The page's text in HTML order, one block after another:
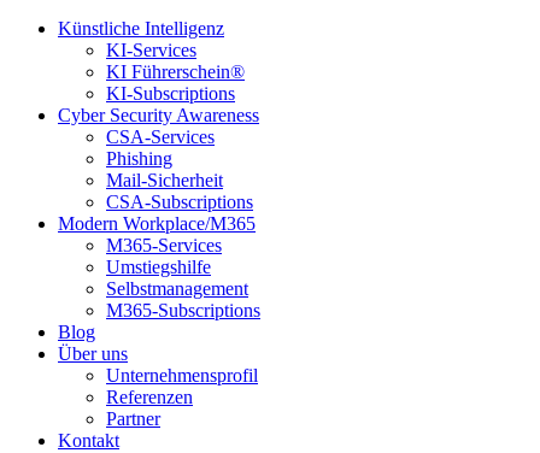
Künstliche Intelligenz
KI-Services
KI Führerschein®
KI-Subscriptions
Cyber Security Awareness
CSA-Services
Phishing
Mail-Sicherheit
CSA-Subscriptions
Modern Workplace/M365
M365-Services
Umstiegshilfe
Selbstmanagement
M365-Subscriptions
Blog
Über uns
Unternehmensprofil
Referenzen
Partner
Kontakt